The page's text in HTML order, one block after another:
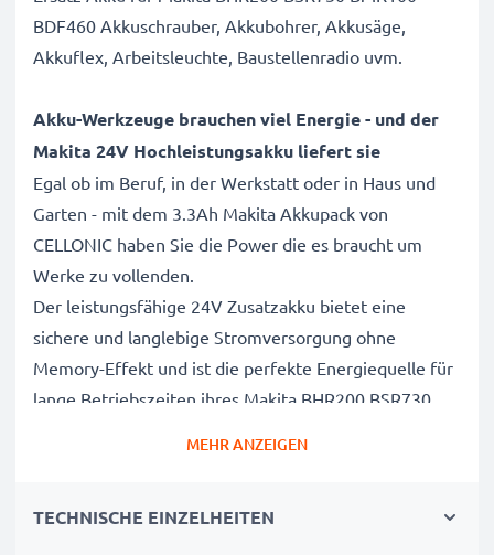
BDF460 Akkuschrauber, Akkubohrer, Akkusäge,
Akkuflex, Arbeitsleuchte, Baustellenradio uvm.
Akku-Werkzeuge brauchen viel Energie - und der
Makita 24V Hochleistungsakku liefert sie
Egal ob im Beruf, in der Werkstatt oder in Haus und
Garten - mit dem 3.3Ah Makita Akkupack von
CELLONIC haben Sie die Power die es braucht um
Werke zu vollenden.
Der leistungsfähige 24V Zusatzakku bietet eine
sichere und langlebige Stromversorgung ohne
Memory-Effekt und ist die perfekte Energiequelle für
lange Betriebszeiten ihres Makita BHR200 BSR730
Wechselakku BH2420 BH2433 B2430
MEHR ANZEIGEN
TECHNISCHE EINZELHEITEN